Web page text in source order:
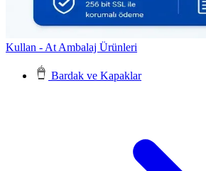
Kullan - At Ambalaj Ürünleri
Bardak ve Kapaklar